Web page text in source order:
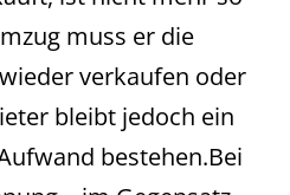
muss er die
verkaufen oder
bleibt jedoch ein
bestehen.Bei